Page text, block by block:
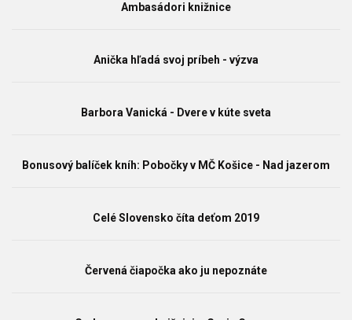
Ambasádori knižnice
Anička hľadá svoj príbeh - výzva
Barbora Vanická - Dvere v kúte sveta
Bonusový balíček kníh: Pobočky v MČ Košice - Nad jazerom
Celé Slovensko číta deťom 2019
Červená čiapočka ako ju nepoznáte